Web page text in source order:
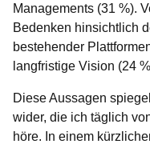
Managements (31 %).
Bedenken hinsichtlich
bestehender
langfristige Vision (24
Diese Aussagen
wider, die ich täglich
höre. In einem